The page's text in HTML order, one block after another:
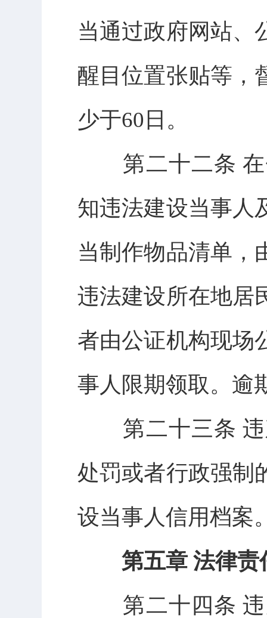
当通过政府网站、
醒目位置张贴等，
少于60日。
第二十二条 在
知违法建设当事人
当制作物品清单，
违法建设所在地居
者由公证机构现场
事人限期领取。逾
第二十三条 违
处罚或者行政强制
设当事人信用档案
第五章 法律责
第二十四条 违